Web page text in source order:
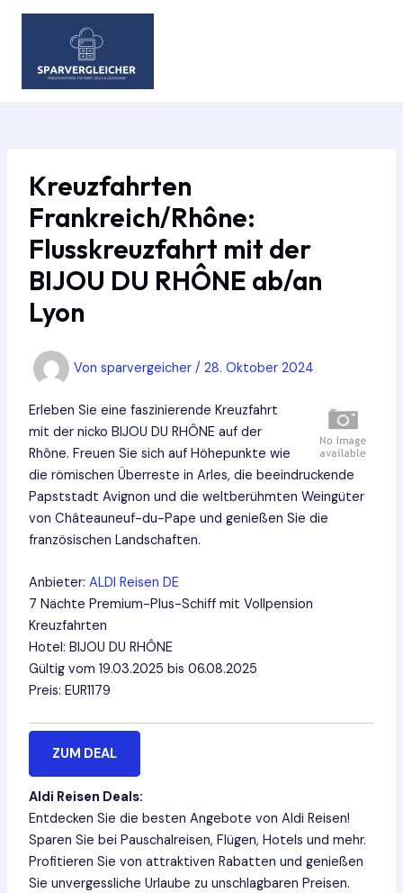
Zum
Kreuzfahrten
Frankreich/Rhône:
Flusskreuzfahrt mit der
BIJOU DU RHÔNE ab/an
Lyon
Von sparvergeicher / 28. Oktober 2024
Erleben Sie eine faszinierende Kreuzfahrt
mit der nicko BIJOU DU RHÔNE auf der
Rhône. Freuen Sie sich auf Höhepunkte wie
die römischen Überreste in Arles, die beeindruckende
Papststadt Avignon und die weltberühmten Weingüter
von Châteauneuf-du-Pape und genießen Sie die
französischen Landschaften.
Anbieter: ALDI Reisen DE
7 Nächte Premium-Plus-Schiff mit Vollpension
Kreuzfahrten
Hotel: BIJOU DU RHÔNE
Gültig vom 19.03.2025 bis 06.08.2025
Preis: EUR1179
ZUM DEAL
Aldi Reisen Deals:
Entdecken Sie die besten Angebote von Aldi Reisen!
Sparen Sie bei Pauschalreisen, Flügen, Hotels und mehr.
Profitieren Sie von attraktiven Rabatten und genießen
Sie unvergessliche Urlaube zu unschlagbaren Preisen.